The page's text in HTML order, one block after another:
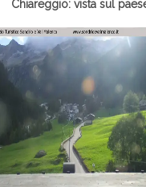
Chiareggio: vista sul